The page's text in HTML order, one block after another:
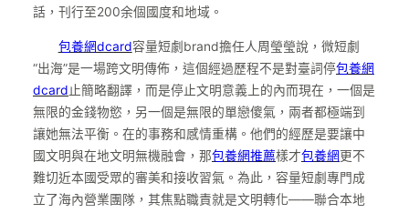
話，刊行至200余個國度和地域。
包養網dcard容量短劇brand擔任人周瑩瑩說，微短劇
“出海”是一場跨文明傳佈，這個經過歷程不是對臺詞停包養網
dcard止簡略翻譯，而是停止文明意義上的內而現在，一個是
無限的金錢物慾，另一個是無限的單戀傻氣，兩者都極端到
讓她無法平衡。在的事務和感情重構。他們的經歷是要讓中
國文明與在地文明無機融會，那包養網推薦樣才包養網更不
難切近本國受眾的審美和接收習氣。為此，容量短劇專門成
立了海內營業團隊，其焦點職責就是文明轉化——聯合本地